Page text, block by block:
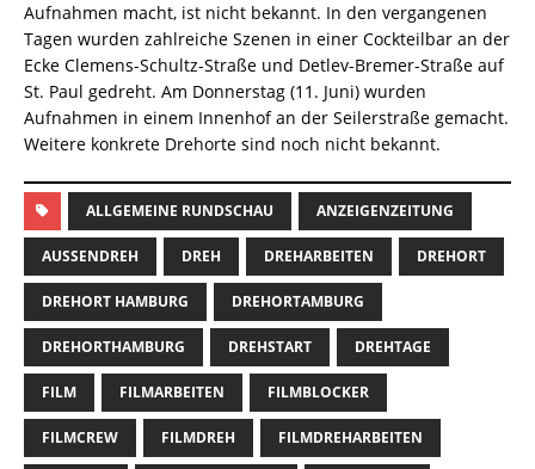
Aufnahmen macht, ist nicht bekannt. In den vergangenen
Tagen wurden zahlreiche Szenen in einer Cockteilbar an der
Ecke Clemens-Schultz-Straße und Detlev-Bremer-Straße auf
St. Paul gedreht. Am Donnerstag (11. Juni) wurden
Aufnahmen in einem Innenhof an der Seilerstraße gemacht.
Weitere konkrete Drehorte sind noch nicht bekannt.
ALLGEMEINE RUNDSCHAU ANZEIGENZEITUNG
AUSSENDREH DREH DREHARBEITEN DREHORT
DREHORT HAMBURG DREHORTAMBURG
DREHORTHAMBURG DREHSTART DREHTAGE
FILM FILMARBEITEN FILMBLOCKER
FILMCREW FILMDREH FILMDREHARBEITEN